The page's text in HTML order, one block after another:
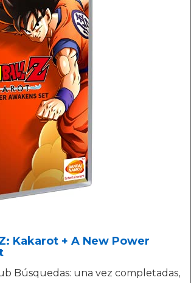
Kakarot + A New Power
Búsquedas: una vez completadas,